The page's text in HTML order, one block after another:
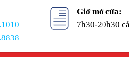
Giờ mở cửa:
7h30-20h30